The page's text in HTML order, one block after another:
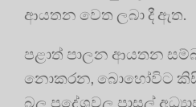
ආයතන වෙත ලබා දී ඇත.
පළාත් පාලන ආයතන
නොකරන, බොහෝවිට
බල ප්‍රදේශවල පාසල්